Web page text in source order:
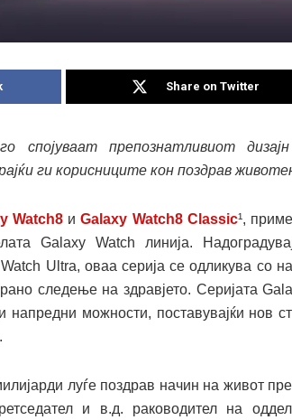
Share on Twitter
спојуваат препознатливиот
ги корисниците кон поздрав
Watch8 иGalaxy Watch8 Classic¹,
Galaxy Watch линија.
Ultra, оваа серија се одликува со
следење на здравјето. Серијата
можности, поставувајќи нов
луѓе поздрав начин на живот
и в.д. раководител на